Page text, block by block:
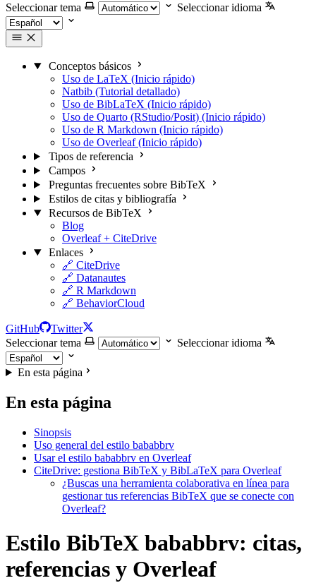
Seleccionar tema
Seleccionar idioma
Conceptos básicos
Uso de LaTeX (Inicio rápido)
Natbib (Tutorial detallado)
Uso de BibLaTeX (Inicio rápido)
Uso de Quarto (RStudio/Posit) (Inicio rápido)
Uso de R Markdown (Inicio rápido)
Uso de Overleaf (Inicio rápido)
Tipos de referencia
Campos
Preguntas frecuentes sobre BibTeX
Estilos de citas y bibliografía
Recursos de BibTeX
Blog
Overleaf + CiteDrive
Enlaces
🔗 CiteDrive
🔗 Datanautes
🔗 R Markdown
🔗 BehaviorCloud
GitHub
Twitter
Seleccionar tema
Seleccionar idioma
En esta página
En esta página
Sinopsis
Uso general del estilo bababbrv
Usar el estilo bababbrv en Overleaf
CiteDrive: gestiona BibTeX y BibLaTeX para Overleaf
¿Buscas una herramienta colaborativa en línea para
gestionar tus referencias BibTeX que se conecte con
Overleaf?
Estilo BibTeX bababbrv: citas,
referencias y Overleaf